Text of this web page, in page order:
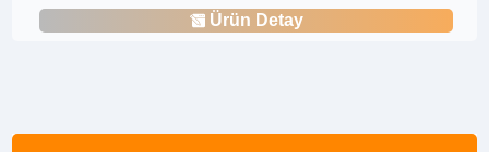
Ürün Detay